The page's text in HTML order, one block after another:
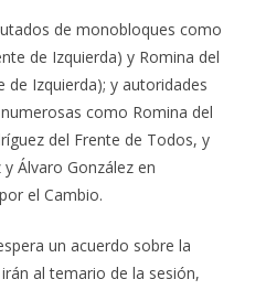
de monobloques como
de Izquierda) y Romina del
de Izquierda); y autoridades
como Romina del
del Frente de Todos, y
Álvaro González en
el Cambio.
un acuerdo sobre la
al temario de la sesión,